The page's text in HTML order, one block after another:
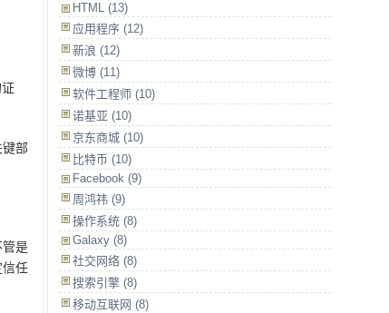
部
是
信任
HTML (13)
应用程序 (12)
新浪 (12)
微博 (11)
软件工程师 (10)
诺基亚 (10)
京东商城 (10)
比特币 (10)
Facebook (9)
周鸿祎 (9)
操作系统 (8)
Galaxy (8)
社交网络 (8)
搜索引擎 (8)
移动互联网 (8)